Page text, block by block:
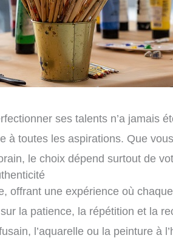
ses talents n’a jamais
à toutes les aspirations. Que
le choix dépend surtout de
offrant une expérience où
la patience, la répétition et la
l’aquarelle ou la peinture à